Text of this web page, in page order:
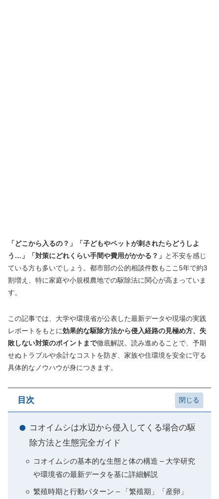
「どこから入るの？」「子どもやペットが刺されたらどうしよ
う…」「対策にどれくらい手間や費用がかかる？」 と不安を感じ
ている方も多いでしょう。都市部の公的相談件数もここ5年で約3
割増え、特に家庭や小規模農地での駆除法に関心が高まっていま
す。
この記事では、大学や環境省が公表した最新データや現場の実践
レポートをもとに効果的な駆除方法から侵入経路の見極め方、失
敗しない対策のポイントまで徹底解説。読み進めることで、予期
せぬトラブルや余計なコストを防ぎ、家族や住環境を安全に守る
具体的なノウハウが身につきます。
目次
コオイムシは水辺から侵入してくる場合の駆
除方法と生態完全ガイド
コオイムシの基本的な生態と体の構造 – 大学研究
や環境省の最新データを基に詳細解説
繁殖時期と行動パターン – 「繁殖期」「産卵」